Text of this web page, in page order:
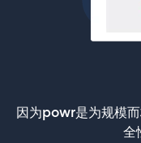
因为powr是为规模
全